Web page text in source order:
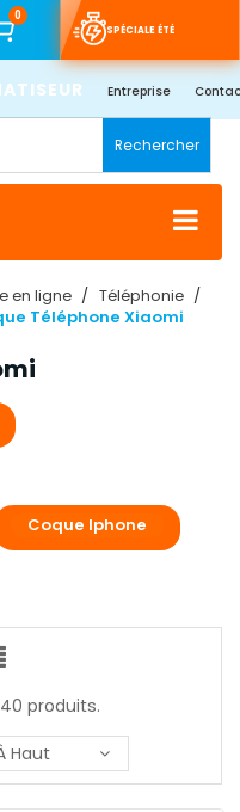
0
SPÉCIALE ÉTÉ
Entreprise
Rechercher
en ligne
Téléphonie
Téléphone Xiaomi
Coque Iphone
produits.
Haut